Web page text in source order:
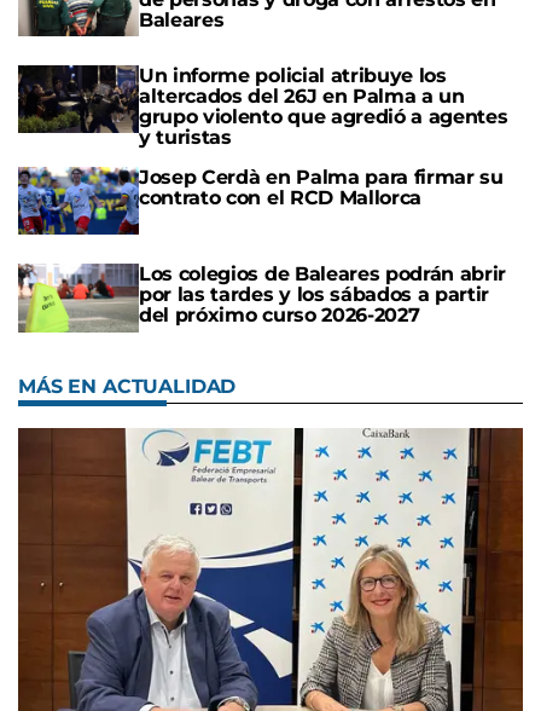
Baleares
Un informe policial atribuye los
altercados del 26J en Palma a un
grupo violento que agredió a agentes
y turistas
Josep Cerdà en Palma para firmar su
contrato con el RCD Mallorca
Los colegios de Baleares podrán abrir
por las tardes y los sábados a partir
del próximo curso 2026-2027
MÁS EN ACTUALIDAD